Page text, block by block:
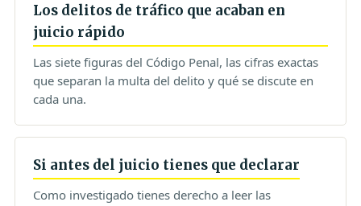
Los delitos de tráfico que acaban en
juicio rápido
Las siete figuras del Código Penal, las cifras exactas
que separan la multa del delito y qué se discute en
cada una.
Si antes del juicio tienes que declarar
Como investigado tienes derecho a leer las